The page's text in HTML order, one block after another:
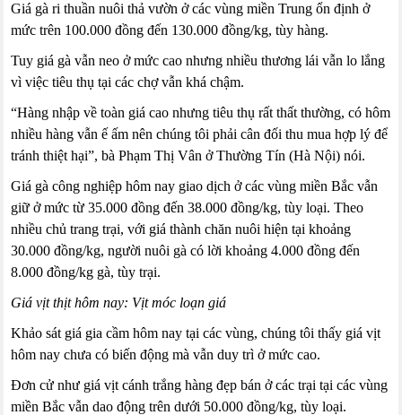
Giá gà ri thuần nuôi thả vườn ở các vùng miền Trung ổn định ở
mức trên 100.000 đồng đến 130.000 đồng/kg, tùy hàng.
Tuy giá gà vẫn neo ở mức cao nhưng nhiều thương lái vẫn lo lắng
vì việc tiêu thụ tại các chợ vẫn khá chậm.
“Hàng nhập về toàn giá cao nhưng tiêu thụ rất thất thường, có hôm
nhiều hàng vẫn ế ấm nên chúng tôi phải cân đối thu mua hợp lý để
tránh thiệt hại”, bà Phạm Thị Vân ở Thường Tín (Hà Nội) nói.
Giá gà công nghiệp hôm nay giao dịch ở các vùng miền Bắc vẫn
giữ ở mức từ 35.000 đồng đến 38.000 đồng/kg, tùy loại. Theo
nhiều chủ trang trại, với giá thành chăn nuôi hiện tại khoảng
30.000 đồng/kg, người nuôi gà có lời khoảng 4.000 đồng đến
8.000 đồng/kg gà, tùy trại.
Giá vịt thịt hôm nay: Vịt móc loạn giá
Khảo sát giá gia cầm hôm nay tại các vùng, chúng tôi thấy giá vịt
hôm nay chưa có biến động mà vẫn duy trì ở mức cao.
Đơn cử như giá vịt cánh trắng hàng đẹp bán ở các trại tại các vùng
miền Bắc vẫn dao động trên dưới 50.000 đồng/kg, tùy loại.